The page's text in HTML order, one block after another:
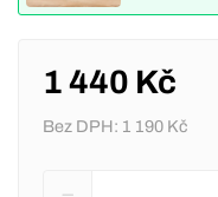
1 440 Kč
Bez DPH: 1 190 Kč